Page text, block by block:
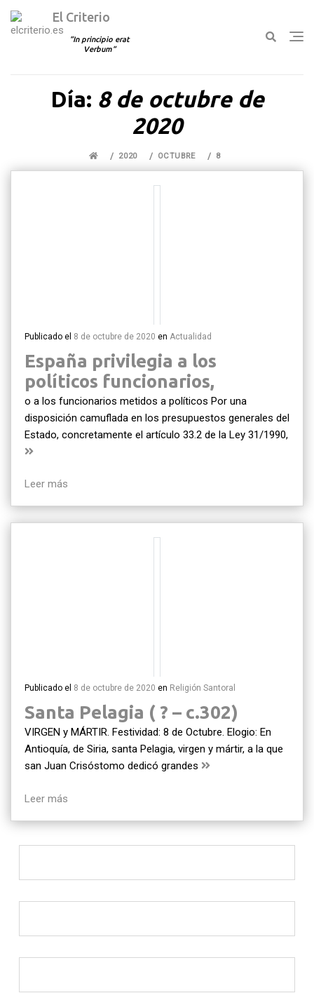
El Criterio
In principio erat
Verbum
Día: 8 de octubre de
2020
2020 OCTUBRE 8
Publicado el 8 de octubre de 2020 en Actualidad
España privilegia a los
políticos funcionarios,
o a los funcionarios metidos a políticos Por una
disposición camuflada en los presupuestos generales del
Estado, concretamente el artículo 33.2 de la Ley 31/1990,
Leer más
Publicado el 8 de octubre de 2020 en Religión Santoral
Santa Pelagia ( ? – c.302)
VIRGEN y MÁRTIR. Festividad: 8 de Octubre. Elogio: En
Antioquía, de Siria, santa Pelagia, virgen y mártir, a la que
san Juan Crisóstomo dedicó grandes
Leer más